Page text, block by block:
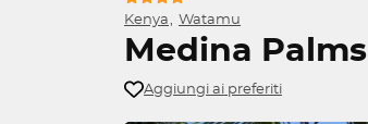
Kenya Watamu
Medina Palms
Aggiungi ai preferiti